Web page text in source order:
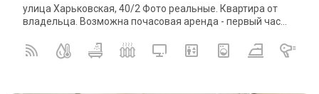
улица Харьковская, 40/2 Фото реальные. Квартира от
владельца. Возможна почасовая аренда - первый час...